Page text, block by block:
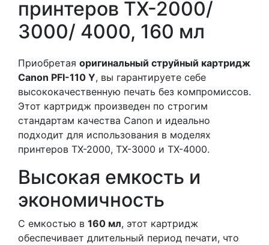
принтеров TX-2000/
3000/ 4000, 160 мл
Приобретая оригинальный струйный картридж
Canon PFI-110 Y, вы гарантируете себе
высококачественную печать без компромиссов.
Этот картридж произведен по строгим
стандартам качества Canon и идеально
подходит для использования в моделях
принтеров TX-2000, TX-3000 и TX-4000.
Высокая емкость и
экономичность
С емкостью в 160 мл, этот картридж
обеспечивает длительный период печати, что